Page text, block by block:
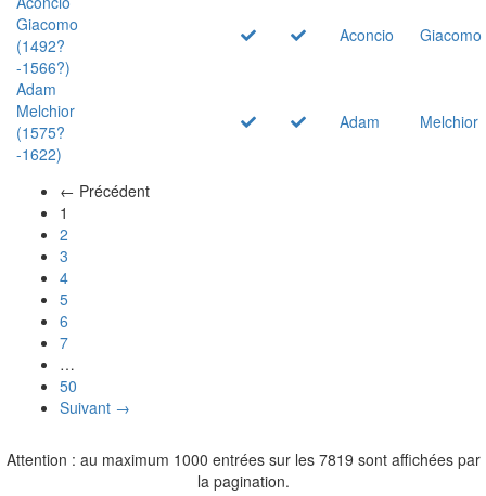
Giacomo
(1492?
-1566?)
Aconcio Giacomo
Adam
Melchior
(1575?
-1622)
Adam Melchior
← Précédent
1
2
3
4
5
6
7
…
50
Suivant →
Attention : au maximum 1000 entrées sur les 7819 sont affichées par
la pagination.